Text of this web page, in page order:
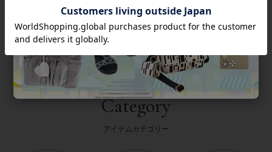
返品について
Category
アイテムカテゴリー